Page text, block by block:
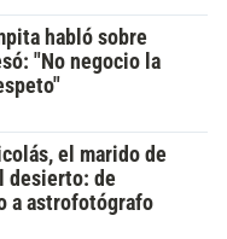
habló sobre
"No negocio la
el marido de
desierto: de
a astrofotógrafo